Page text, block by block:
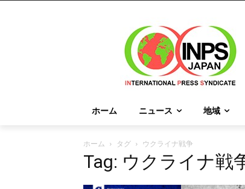
ホーム ニュース 地域
ホーム タグ ウクライナ戦争
Tag: ウクライナ戦